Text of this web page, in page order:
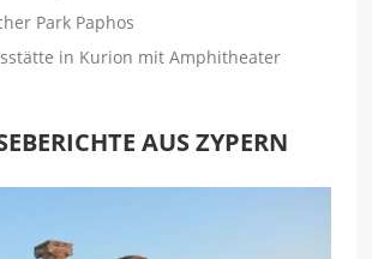
Park Paphos
in Kurion mit Amphitheater
AUS ZYPERN